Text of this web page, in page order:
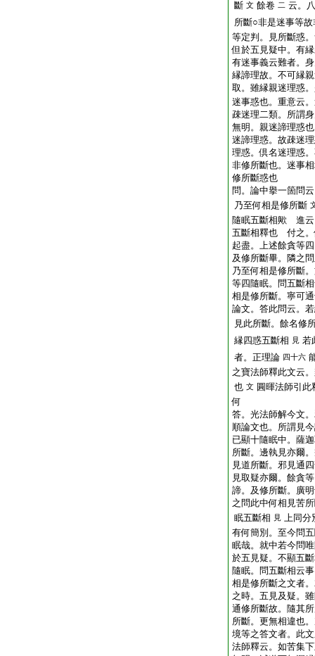
斷 文 餘卷 二 云。
所斷○非是迷事等
等定判。見所斷惑
但於五見疑中。有
有迷事義云難者。
縁諦理故。不可縁
取。雖縁親迷理惑
迷事惑也。重意云
疎迷理二類。所謂
無明。親迷諦理惑
迷諦理惑。故疎迷
理惑。倶名迷理惑
非修所斷也。迷事
修所斷惑也
問。論中擧一箇問
乃至何相是修所斷
隨眠五斷相歟 進云
五斷相釋也 付之。
起盡。上述餘貪等
及修所斷畢。隣之
乃至何相是修所斷
等四隨眠。問五斷
相是修所斷。寧可
論文。答此問云。
見此所斷。餘名修
縁四惑五斷相 見 若
者。正理論 四十六
之寶法師釋此文云
也 文 圓暉法師引
何
答。光法師解今文
順論文也。所謂見
已顯十隨眠中。薩
所斷。邊執見亦爾
見道所斷。邪見通
見取疑亦爾。餘貪
諦。及修所斷。廣
之問此中何相見苦
眠五斷相 見 上同分
有何簡別。至今問
眠哉。就中若今問
於五見疑。不顯五
隨眠。問五斷相云
相是修所斷之文者
之時。五見及疑。
通修所斷故。隨其
所斷。更無相違也
境等之答文者。此
法師釋云。如苦集